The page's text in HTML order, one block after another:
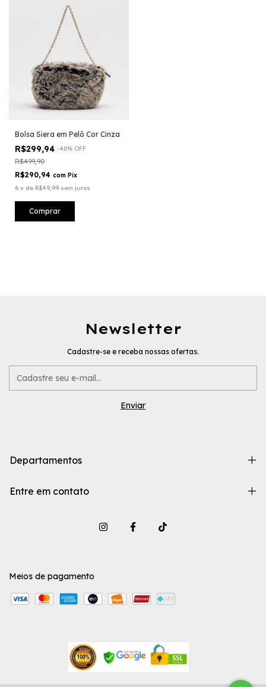
Bolsa Siera em Pelô Cor Cinza
R$299,94 -40% OFF
R$499,90
R$290,94 com Pix
6 x de R$49,99 sem juros
Newsletter
Cadastre-se e receba nossas ofertas.
Departamentos
Entre em contato
Meios de pagamento